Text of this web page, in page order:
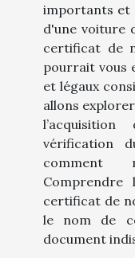
importants et
d'une voiture
certificat de
pourrait vous
et légaux
allons
vérification
comment
certificat de
le nom de
document